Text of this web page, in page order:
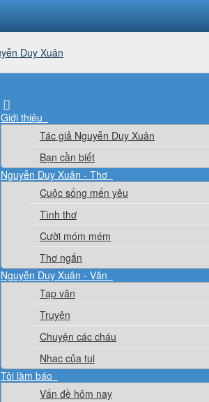
Giới thiệu
Tác giả Nguyễn Duy Xuân
Bạn cần biết
Nguyễn Duy Xuân - Thơ
Cuộc sống mến yêu
Tình thơ
Cười móm mém
Thơ ngắn
Nguyễn Duy Xuân - Văn
Tạp văn
Truyện
Chuyện các cháu
Nhạc của tui
Tôi làm báo
Vấn đề hôm nay